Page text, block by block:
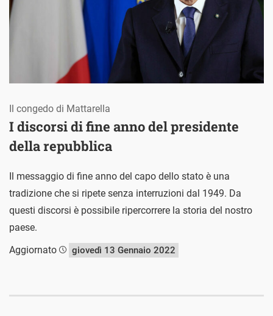
I discorsi di fine anno del presidente
della repubblica
Il congedo di Mattarella
Il messaggio di fine anno del capo dello stato è una
tradizione che si ripete senza interruzioni dal 1949. Da
questi discorsi è possibile ripercorrere la storia del nostro
paese.
Aggiornato
giovedì 13 Gennaio 2022